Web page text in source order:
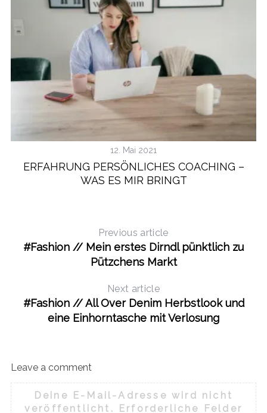
12. Mai 2021
ERFAHRUNG PERSÖNLICHES COACHING –
WAS ES MIR BRINGT
Previous article
#Fashion // Mein erstes Dirndl pünktlich zu
Pützchens Markt
Next article
#Fashion // All Over Denim Herbstlook und
eine Einhorntasche mit Verlosung
Leave a comment
Deine E-Mail-Adresse wird nicht
veröffentlicht.
Erforderliche Felder